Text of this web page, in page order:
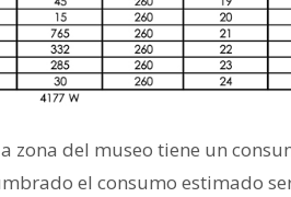
del museo tiene un
el consumo estimado